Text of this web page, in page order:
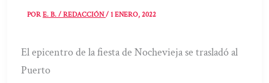
PORE. B. / REDACCIÓN/1 ENERO, 2022
El epicentro de la fiesta de Nochevieja se trasladó al
Puerto